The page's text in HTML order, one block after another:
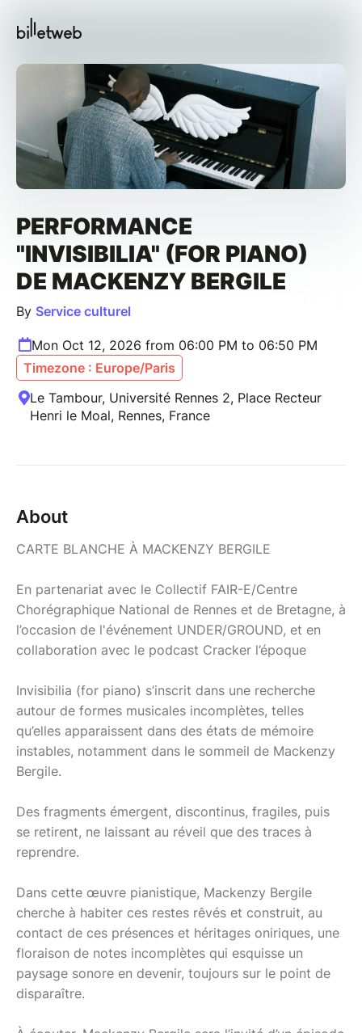
PERFORMANCE
"INVISIBILIA" (FOR PIANO)
DE MACKENZY BERGILE
By Service culturel
Mon Oct 12, 2026 from 06:00 PM to 06:50 PM
Timezone : Europe/Paris
Le Tambour, Université Rennes 2, Place Recteur
Henri le Moal, Rennes, France
About
CARTE BLANCHE À MACKENZY BERGILE
En partenariat avec le Collectif FAIR-E/Centre
Chorégraphique National de Rennes et de Bretagne, à
l’occasion de l'événement UNDER/GROUND, et en
collaboration avec le podcast Cracker l’époque
Invisibilia (for piano) s’inscrit dans une recherche
autour de formes musicales incomplètes, telles
qu’elles apparaissent dans des états de mémoire
instables, notamment dans le sommeil de Mackenzy
Bergile.
Des fragments émergent, discontinus, fragiles, puis
se retirent, ne laissant au réveil que des traces à
reprendre.
Dans cette œuvre pianistique, Mackenzy Bergile
cherche à habiter ces restes rêvés et construit, au
contact de ces présences et héritages oniriques, une
floraison de notes incomplètes qui esquisse un
paysage sonore en devenir, toujours sur le point de
disparaître.